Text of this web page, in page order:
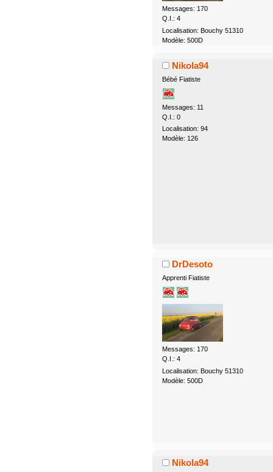
Messages: 170
Q.I.: 4
Localisation: Bouchy 51310
Modèle: 500D
Nikola94
Bébé Fiatiste
Messages: 11
Q.I.: 0
Localisation: 94
Modèle: 126
DrDesoto
Apprenti Fiatiste
Messages: 170
Q.I.: 4
Localisation: Bouchy 51310
Modèle: 500D
Nikola94